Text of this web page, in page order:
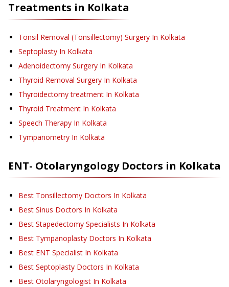
Treatments in Kolkata
Tonsil Removal (Tonsillectomy) Surgery In Kolkata
Septoplasty In Kolkata
Adenoidectomy Surgery In Kolkata
Thyroid Removal Surgery In Kolkata
Thyroidectomy treatment In Kolkata
Thyroid Treatment In Kolkata
Speech Therapy In Kolkata
Tympanometry In Kolkata
ENT- OtolaryngologyDoctors in Kolkata
Best Tonsillectomy Doctors In Kolkata
Best Sinus Doctors In Kolkata
Best Stapedectomy Specialists In Kolkata
Best Tympanoplasty Doctors In Kolkata
Best ENT Specialist In Kolkata
Best Septoplasty Doctors In Kolkata
Best Otolaryngologist In Kolkata